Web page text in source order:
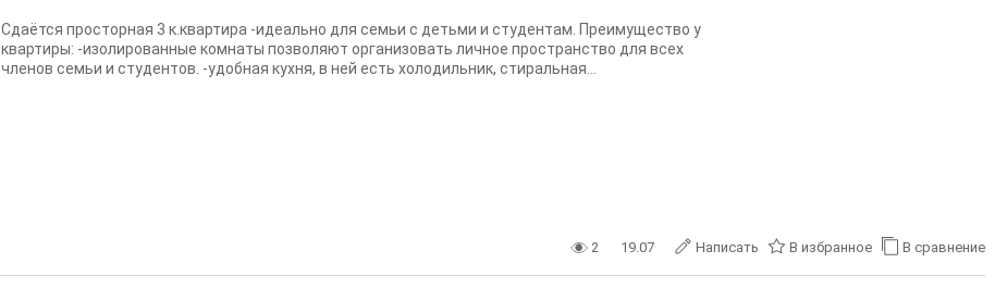
Сдаётся просторная 3 к.квартира -идеально для семьи с детьми и студентам. Преимущество у
квартиры: -изолированные комнаты позволяют организовать личное пространство для всех
членов семьи и студентов. -удобная кухня, в ней есть холодильник, стиральная...
2 19.07 Написать В избранное В сравнение